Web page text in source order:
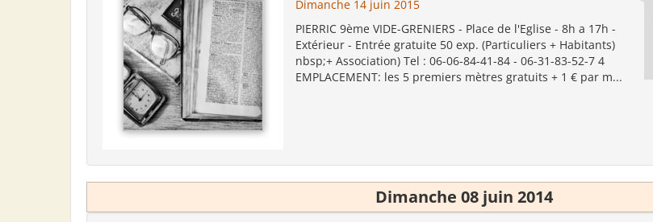
Dimanche 14 juin 2015
PIERRIC 9ème VIDE-GRENIERS - Place de l'Eglise - 8h a 17h -
Extérieur - Entrée gratuite 50 exp. (Particuliers + Habitants)
nbsp;+ Association) Tel : 06-06-84-41-84 - 06-31-83-52-7 4
EMPLACEMENT: les 5 premiers mètres gratuits + 1 € par m...
Dimanche 08 juin 2014